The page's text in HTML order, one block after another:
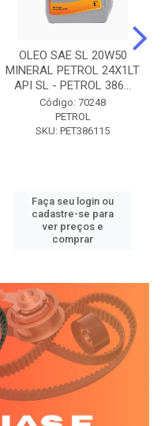
OLEO SAE SL 20W50
MINERAL PETROL 24X1LT
API SL - PETROL 386...
Código: 70248
PETROL
SKU: PET386115
Faça seu login ou
cadastre-se para
ver preços e
comprar